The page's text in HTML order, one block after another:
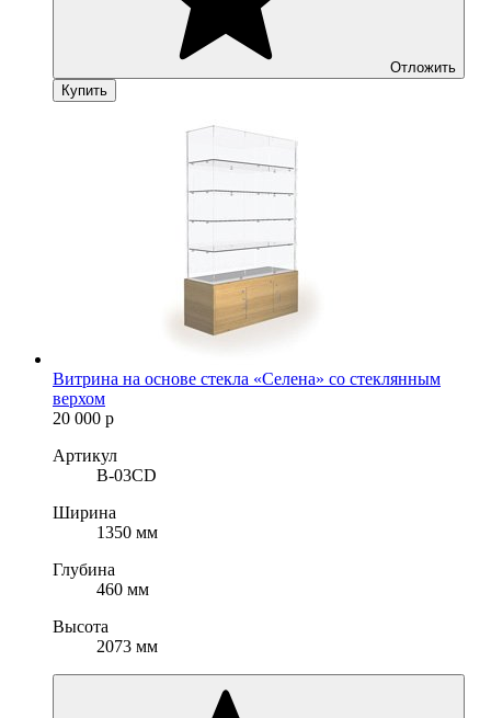
Отложить
Купить
Витрина на основе стекла «Селена» со стеклянным
верхом
20 000 р
Артикул
B-03CD
Ширина
1350 мм
Глубина
460 мм
Высота
2073 мм